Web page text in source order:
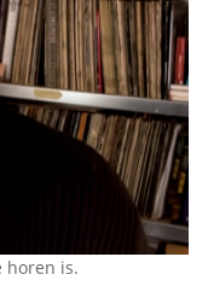
horen is.